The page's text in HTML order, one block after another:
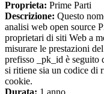
Proprieta: Prime Parti
Descrizione: Questo
analisi web open source
proprietari di siti Web a
misurare le prestazioni
prefisso _pk_id è seguito
si ritiene sia un codice di
cookie.